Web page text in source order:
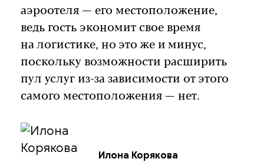
аэроотеля — его местоположение,
ведь гость экономит свое время
на логистике, но это же и минус,
поскольку возможности расширить
пул услуг из-за зависимости от этого
самого местоположения — нет.
Илона Корякова